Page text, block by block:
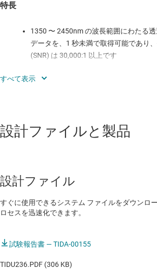
特長
1350 〜 2450nm の波長範囲にわたる
データを、1 秒未満で取得可能であり
(SNR) は 30,000:1 以上です
単素子 InGaAs 検出器を採用した設計に
号対雑音比を維持してのスキャン、波
最大 1824 個のデータ ポイントに対応
ペクトル アクイジションを実現
オープンソース アーキテクチャの
経由の接続にフレキシブルに対応
堅牢な MEMS ベースの設計により、携
設計ファイルと製品
設計ファイル
すぐに使用できるシステム ファイルをダウンロ
ロセスを迅速化できます。
試験報告書 — TIDA-00155
TIDU236.PDF (306 KB)